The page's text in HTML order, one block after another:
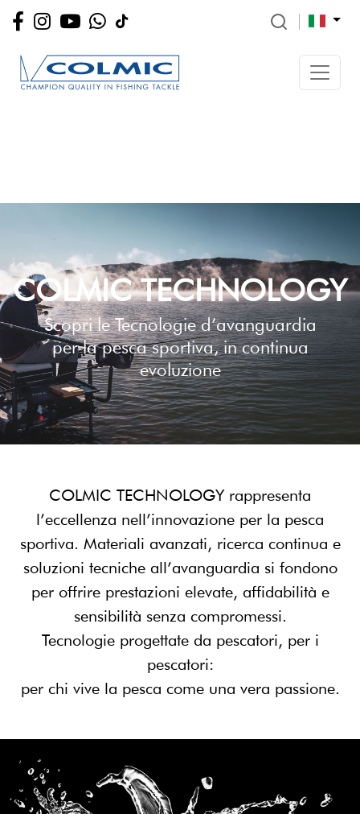
COLMIC TECHNOLOGY
Scopri le Tecnologie d’avanguardia
per la pesca sportiva, in continua
evoluzione
COLMIC TECHNOLOGY rappresenta
l’eccellenza nell’innovazione per la pesca
sportiva. Materiali avanzati, ricerca continua e
soluzioni tecniche all’avanguardia si fondono
per offrire prestazioni elevate, affidabilità e
sensibilità senza compromessi.
Tecnologie progettate da pescatori, per i
pescatori:
per chi vive la pesca come una vera passione.